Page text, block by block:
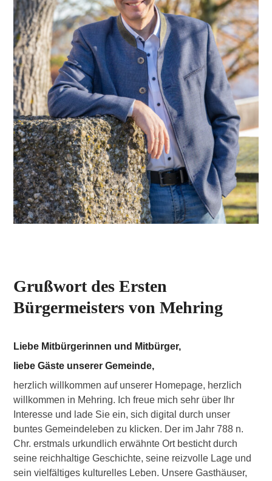
Grußwort des Ersten
Bürgermeisters von Mehring
Liebe Mitbürgerinnen und Mitbürger,
liebe Gäste unserer Gemeinde,
herzlich willkommen auf unserer Homepage, herzlich
willkommen in Mehring. Ich freue mich sehr über Ihr
Interesse und lade Sie ein, sich digital durch unser
buntes Gemeindeleben zu klicken. Der im Jahr 788 n.
Chr. erstmals urkundlich erwähnte Ort besticht durch
seine reichhaltige Geschichte, seine reizvolle Lage und
sein vielfältiges kulturelles Leben. Unsere Gasthäuser,